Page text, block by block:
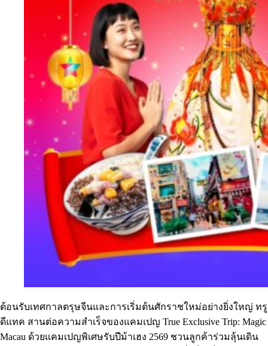
ต้อนรับเทศกาลตรุษจีนและการเริ่มต้นศักราชใหม่อย่างยิ่งใหญ่ ทรู
ดีแทค สานต่อความสำเร็จของแคมเปญ True Exclusive Trip: Magic
Macau ด้วยแคมเปญพิเศษรับปีม้าเฮง 2569 ชวนลูกค้าร่วมลุ้นเดิน